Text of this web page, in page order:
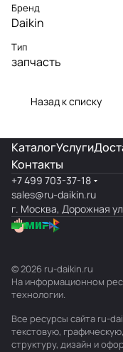
Бренд
Daikin
Тип
запчасть
Назад к списку
КаталогУслуги
Контакты
+7 499 703-37-18
sales@ru-daikin.ru
г. Москва, Дорожная
© 2026 ru-daikin.ru
На информационном
технологии.
Все ресурсы сайта ru-
текстовую,
структуру, дизайн и